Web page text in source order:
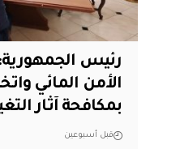
رئيس
الأمن المائي
بمكافحة آثار
قبل أسبوعين